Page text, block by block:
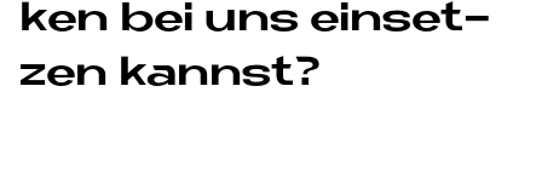
ken bei uns ein­set­
zen kannst?